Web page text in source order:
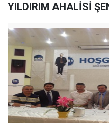
YILDIRIM AHALİSİ